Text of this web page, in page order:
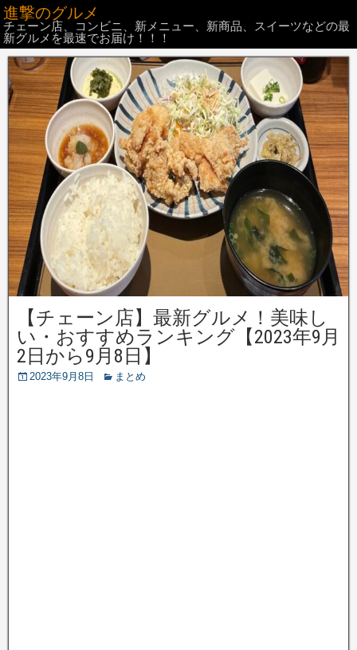
進撃のグルメ
チェーン店、コンビニ、新メニュー、新商品、スイーツなどの最
新グルメを最速でお届け！！！
【チェーン店】最新グルメ！美味し
い・おすすめランキング【2023年9月
2日から9月8日】
2023年9月8日 まとめ